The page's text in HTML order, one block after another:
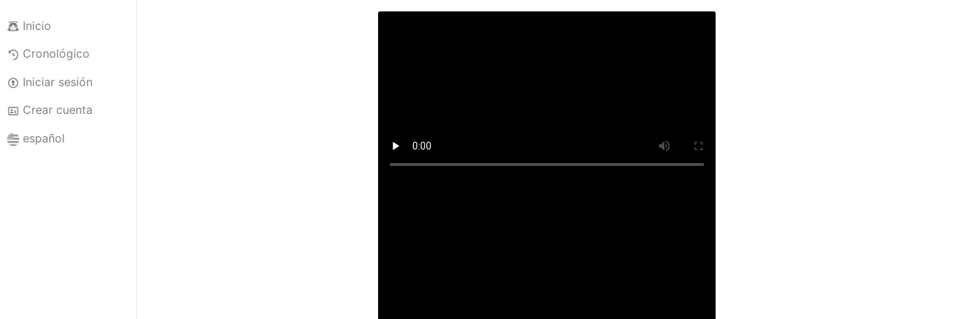
Inicio
Cronológico
Iniciar sesión
Crear cuenta
español